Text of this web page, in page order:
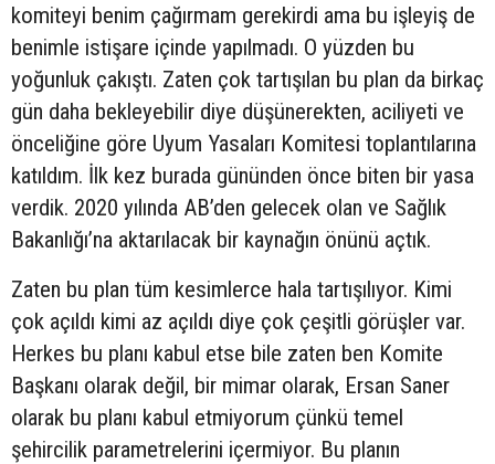
komiteyi benim çağırmam gerekirdi ama bu işleyiş de
benimle istişare içinde yapılmadı. O yüzden bu
yoğunluk çakıştı. Zaten çok tartışılan bu plan da birkaç
gün daha bekleyebilir diye düşünerekten, aciliyeti ve
önceliğine göre Uyum Yasaları Komitesi toplantılarına
katıldım. İlk kez burada gününden önce biten bir yasa
verdik. 2020 yılında AB’den gelecek olan ve Sağlık
Bakanlığı’na aktarılacak bir kaynağın önünü açtık.
Zaten bu plan tüm kesimlerce hala tartışılıyor. Kimi
çok açıldı kimi az açıldı diye çok çeşitli görüşler var.
Herkes bu planı kabul etse bile zaten ben Komite
Başkanı olarak değil, bir mimar olarak, Ersan Saner
olarak bu planı kabul etmiyorum çünkü temel
şehircilik parametrelerini içermiyor. Bu planın